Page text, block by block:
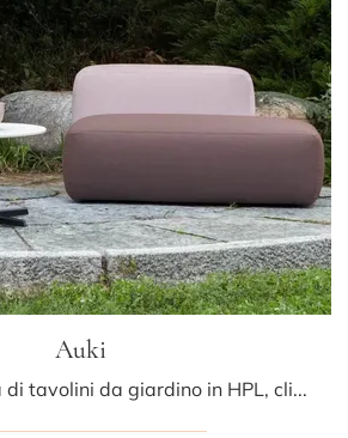
Auki
Se sei alla ricerca di tavolini da giardino in HPL, clicca e ottieni informazioni sul modello Auki della marca LaPalma.